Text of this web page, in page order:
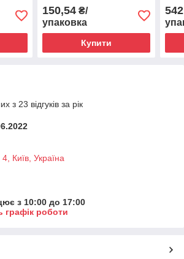
150,54₴/
упаковка
Купити
з 23 відгуків за рік
Київ, Україна
з 10:00 до 17:00
графік роботи